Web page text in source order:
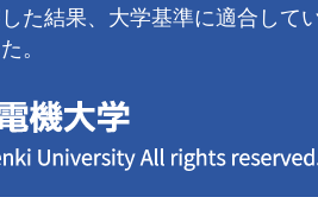
した結果、大学基準に適合して
。